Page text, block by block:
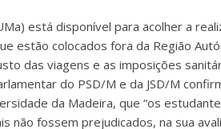
está disponível para acolher a
estão colocados fora da Região
das viagens e as imposições
do PSD/M e da JSD/M
da Madeira, que “os
não fossem prejudicados, na sua